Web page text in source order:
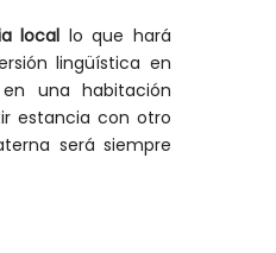
local lo que hará
lingüística en
una habitación
estancia con otro
será siempre